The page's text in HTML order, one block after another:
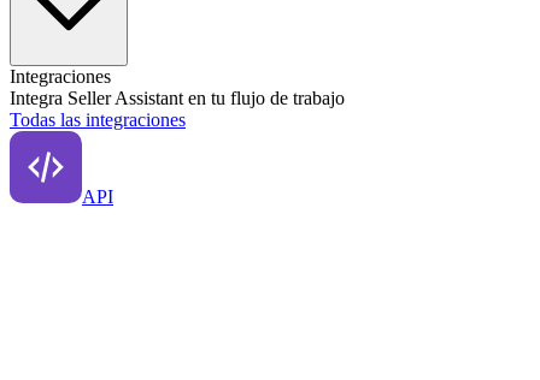
Integraciones
Integra Seller Assistant en tu flujo de trabajo
Todas las integraciones
API